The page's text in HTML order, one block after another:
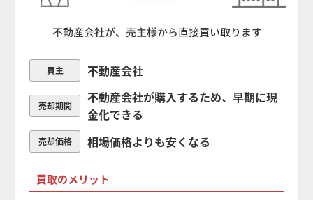
買主 不動産会社
売却期間
不動産会社が購入するため、早期に現
金化できる
売却価格 相場価格よりも安くなる
買取のメリット